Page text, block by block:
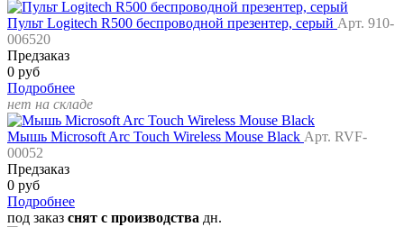
Пульт Logitech R500 беспроводной презентер, серый Арт. 910-
006520
Предзаказ
0 руб
Подробнее
нет на складе
Мышь Microsoft Arc Touch Wireless Mouse Black Арт. RVF-
00052
Предзаказ
0 руб
Подробнее
под заказ снят с производства дн.